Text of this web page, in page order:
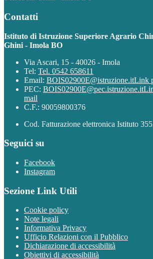
Contatti
Istituto di Istruzione Superiore Agrario
Ghini - Imola BO
Via Ascari, 15 - 40026 - Imola
Tel: Tel. 0542 658611
Email: BOIS02900E@istruzione.itLink
PEC: BOIS02900E@pec.istruzione.it
mail
C.F.: 90059800376
Cod. Fatturazione elettronica Istituto
Seguici su
Facebook
Instagram
Sezione Link Utili
Cookie policy
Note legali
Informativa Privacy
Ufficio Relazioni con il Pubblico
Dichiarazione di accessibilità
Obiettivi di accessibilità